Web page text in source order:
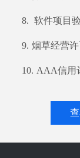
8. 软件项目验
9. 烟草经营许可证办
10. AAA信用评级办理